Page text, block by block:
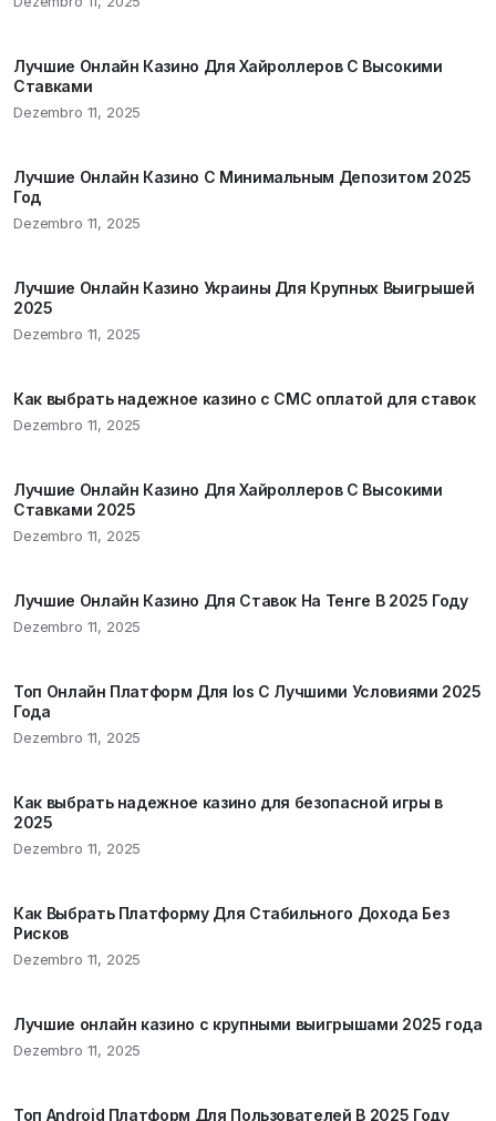
Лучшие Онлайн Казино Для Хайроллеров С Высокими
Ставками
Dezembro 11, 2025
Лучшие Онлайн Казино С Минимальным Депозитом 2025
Год
Dezembro 11, 2025
Лучшие Онлайн Казино Украины Для Крупных Выигрышей
2025
Dezembro 11, 2025
Как выбрать надежное казино с СМС оплатой для ставок
Dezembro 11, 2025
Лучшие Онлайн Казино Для Хайроллеров С Высокими
Ставками 2025
Dezembro 11, 2025
Лучшие Онлайн Казино Для Ставок На Тенге В 2025 Году
Dezembro 11, 2025
Топ Онлайн Платформ Для Ios С Лучшими Условиями 2025
Года
Dezembro 11, 2025
Как выбрать надежное казино для безопасной игры в
2025
Dezembro 11, 2025
Как Выбрать Платформу Для Стабильного Дохода Без
Рисков
Dezembro 11, 2025
Лучшие онлайн казино с крупными выигрышами 2025 года
Dezembro 11, 2025
Топ Android Платформ Для Пользователей В 2025 Году